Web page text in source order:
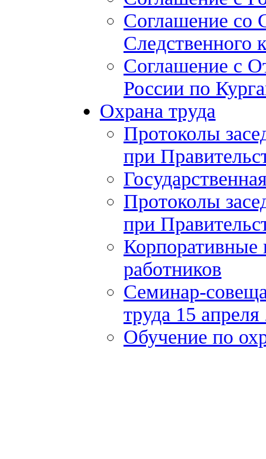
Соглашение со
Следственного
Соглашение с
России по
Охрана труда
Протоколы
при
Протоколы
при
Корпоративные
работников
Семинар-
труда 15 апреля
Обучение по